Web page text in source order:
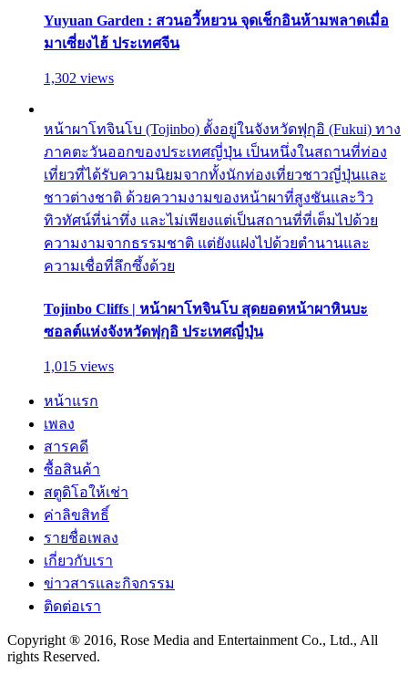
Yuyuan Garden : สวนอวี้หยวน จุดเช็กอินห้ามพลาดเมื่อ
มาเซี่ยงไฮ้ ประเทศจีน
1,302 views
หน้าผาโทจินโบ (Tojinbo) ตั้งอยู่ในจังหวัดฟุกุอิ (Fukui) ทาง
ภาคตะวันออกของประเทศญี่ปุ่น เป็นหนึ่งในสถานที่ท่อง
เที่ยวที่ได้รับความนิยมจากทั้งนักท่องเที่ยวชาวญี่ปุ่นและ
ชาวต่างชาติ ด้วยความงามของหน้าผาที่สูงชันและวิว
ทิวทัศน์ที่น่าทึ่ง และไม่เพียงแต่เป็นสถานที่ที่เต็มไปด้วย
ความงามจากธรรมชาติ แต่ยังแฝงไปด้วยตำนานและ
ความเชื่อที่ลึกซึ้งด้วย
Tojinbo Cliffs | หน้าผาโทจินโบ สุดยอดหน้าผาหินบะ
ซอลต์แห่งจังหวัดฟุกุอิ ประเทศญี่ปุ่น
1,015 views
หน้าแรก
เพลง
สารคดี
ซื้อสินค้า
สตูดิโอให้เช่า
ค่าลิขสิทธิ์
รายชื่อเพลง
เกี่ยวกับเรา
ข่าวสารและกิจกรรม
ติดต่อเรา
Copyright ® 2016, Rose Media and Entertainment Co., Ltd., All
rights Reserved.